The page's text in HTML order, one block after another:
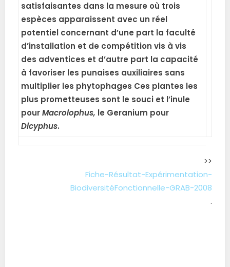
satisfaisantes dans la mesure où trois
espèces apparaissent avec un réel
potentiel concernant d’une part la faculté
d’installation et de compétition vis à vis
des adventices et d’autre part la capacité
à favoriser les punaises auxiliaires sans
multiplier les phytophages Ces plantes les
plus prometteuses sont le souci et l’inule
pourMacrolophus, le Geranium pour
Dicyphus.
>>
Fiche-Résultat-Expérimentation-
BiodiversitéFonctionnelle-GRAB-2008
.